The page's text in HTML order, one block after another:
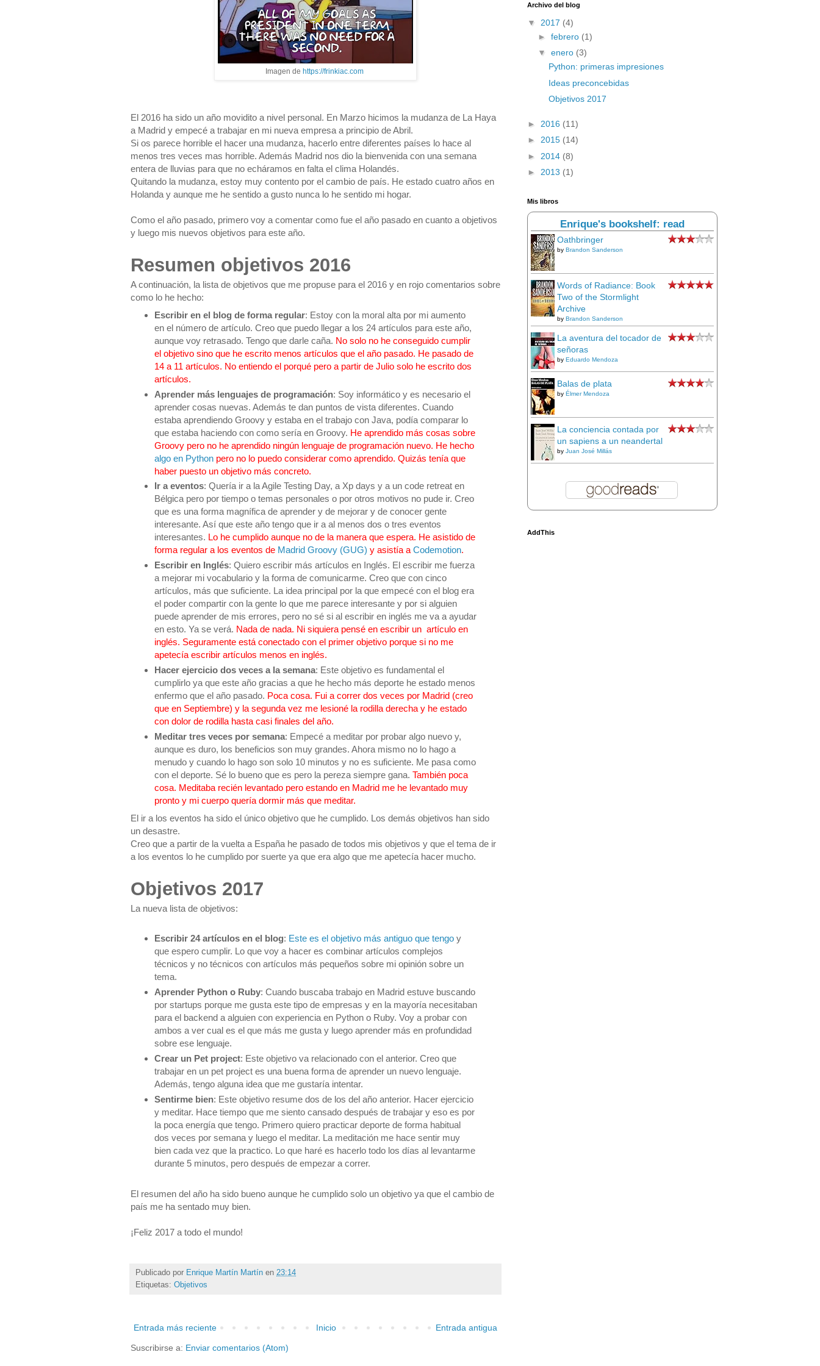
Imagen de https://frinkiac.com
El 2016 ha sido un año movidito a nivel personal. En Marzo hicimos la mudanza de La Haya
a Madrid y empecé a trabajar en mi nueva empresa a principio de Abril.
Si os parece horrible el hacer una mudanza, hacerlo entre diferentes países lo hace al
menos tres veces mas horrible. Además Madrid nos dio la bienvenida con una semana
entera de lluvias para que no echáramos en falta el clima Holandés.
Quitando la mudanza, estoy muy contento por el cambio de país. He estado cuatro años en
Holanda y aunque me he sentido a gusto nunca lo he sentido mi hogar.
Como el año pasado, primero voy a comentar como fue el año pasado en cuanto a objetivos
y luego mis nuevos objetivos para este año.
Resumen objetivos 2016
A continuación, la lista de objetivos que me propuse para el 2016 y en rojo comentarios sobre
como lo he hecho:
Escribir en el blog de forma regular: Estoy con la moral alta por mi aumento
en el número de artículo. Creo que puedo llegar a los 24 artículos para este año,
aunque voy retrasado. Tengo que darle caña. No solo no he conseguido cumplir
el objetivo sino que he escrito menos artículos que el año pasado. He pasado de
14 a 11 artículos. No entiendo el porqué pero a partir de Julio solo he escrito dos
artículos.
Aprender más lenguajes de programación: Soy informático y es necesario el
aprender cosas nuevas. Además te dan puntos de vista diferentes. Cuando
estaba aprendiendo Groovy y estaba en el trabajo con Java, podía comparar lo
que estaba haciendo con como sería en Groovy. He aprendido más cosas sobre
Groovy pero no he aprendido ningún lenguaje de programación nuevo. He hecho
algo en Pythonpero no lo puedo considerar como aprendido. Quizás tenía que
haber puesto un objetivo más concreto.
Ir a eventos: Quería ir a la Agile Testing Day, a Xp days y a un code retreat en
Bélgica pero por tiempo o temas personales o por otros motivos no pude ir. Creo
que es una forma magnífica de aprender y de mejorar y de conocer gente
interesante. Así que este año tengo que ir a al menos dos o tres eventos
interesantes. Lo he cumplido aunque no de la manera que espera. He asistido de
forma regular a los eventos de Madrid Groovy (GUG) y asistía aCodemotion.
Escribir en Inglés: Quiero escribir más artículos en Inglés. El escribir me fuerza
a mejorar mi vocabulario y la forma de comunicarme. Creo que con cinco
artículos, más que suficiente. La idea principal por la que empecé con el blog era
el poder compartir con la gente lo que me parece interesante y por si alguien
puede aprender de mis errores, pero no sé si al escribir en inglés me va a ayudar
en esto. Ya se verá. Nada de nada. Ni siquiera pensé en escribir un artículo en
inglés. Seguramente está conectado con el primer objetivo porque si no me
apetecía escribir artículos menos en inglés.
Hacer ejercicio dos veces a la semana: Este objetivo es fundamental el
cumplirlo ya que este año gracias a que he hecho más deporte he estado menos
enfermo que el año pasado. Poca cosa. Fui a correr dos veces por Madrid (creo
que en Septiembre) y la segunda vez me lesioné la rodilla derecha y he estado
con dolor de rodilla hasta casi finales del año.
Meditar tres veces por semana: Empecé a meditar por probar algo nuevo y,
aunque es duro, los beneficios son muy grandes. Ahora mismo no lo hago a
menudo y cuando lo hago son solo 10 minutos y no es suficiente. Me pasa como
con el deporte. Sé lo bueno que es pero la pereza siempre gana. También poca
cosa. Meditaba recién levantado pero estando en Madrid me he levantado muy
pronto y mi cuerpo quería dormir más que meditar.
El ir a los eventos ha sido el único objetivo que he cumplido. Los demás objetivos han sido
un desastre.
Creo que a partir de la vuelta a España he pasado de todos mis objetivos y que el tema de ir
a los eventos lo he cumplido por suerte ya que era algo que me apetecía hacer mucho.
Objetivos 2017
La nueva lista de objetivos:
Escribir 24 artículos en el blog: Este es el objetivo más antiguo que tengoy
que espero cumplir. Lo que voy a hacer es combinar artículos complejos
técnicos y no técnicos con artículos más pequeños sobre mi opinión sobre un
tema.
Aprender Python o Ruby: Cuando buscaba trabajo en Madrid estuve buscando
por startups porque me gusta este tipo de empresas y en la mayoría necesitaban
para el backend a alguien con experiencia en Python o Ruby. Voy a probar con
ambos a ver cual es el que más me gusta y luego aprender más en profundidad
sobre ese lenguaje.
Crear un Pet project: Este objetivo va relacionado con el anterior. Creo que
trabajar en un pet project es una buena forma de aprender un nuevo lenguaje.
Además, tengo alguna idea que me gustaría intentar.
Sentirme bien: Este objetivo resume dos de los del año anterior. Hacer ejercicio
y meditar. Hace tiempo que me siento cansado después de trabajar y eso es por
la poca energía que tengo. Primero quiero practicar deporte de forma habitual
dos veces por semana y luego el meditar. La meditación me hace sentir muy
bien cada vez que la practico. Lo que haré es hacerlo todo los días al levantarme
durante 5 minutos, pero después de empezar a correr.
El resumen del año ha sido bueno aunque he cumplido solo un objetivo ya que el cambio de
país me ha sentado muy bien.
¡Feliz 2017 a todo el mundo!
Publicado por Enrique Martín Martín en 23:14
Etiquetas: Objetivos
Entrada más reciente Entrada antigua
Inicio
Suscribirse a: Enviar comentarios (Atom)
Archivo del blog
▼ 2017 (4)
► febrero (1)
▼ enero (3)
Python: primeras impresiones
Ideas preconcebidas
Objetivos 2017
► 2016 (11)
► 2015 (14)
► 2014 (8)
► 2013 (1)
Mis libros
Enrique's bookshelf: read
Oathbringer
by Brandon Sanderson
Words of Radiance: Book
Two of the Stormlight
Archive
by Brandon Sanderson
La aventura del tocador de
señoras
by Eduardo Mendoza
Balas de plata
by Élmer Mendoza
La conciencia contada por
un sapiens a un neandertal
by Juan José Millás
AddThis